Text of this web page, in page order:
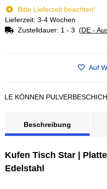
Bitte Lieferzeit beachten!
Lieferzeit: 3-4 Wochen
Zustelldauer: 1 - 3 (DE -
Auf
Beschreibung
Kufen Tisch Star |
Edelstahl